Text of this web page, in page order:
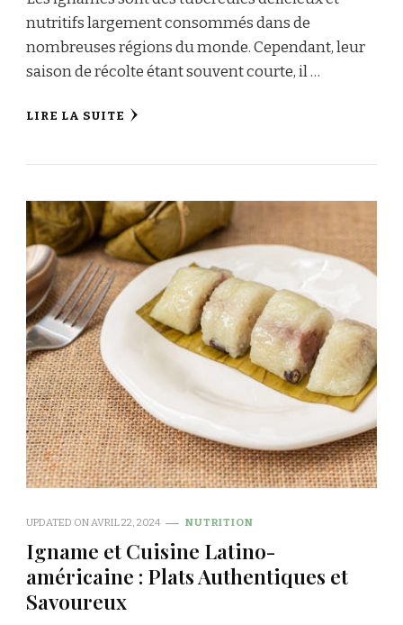
nutritifs largement consommés dans de
nombreuses régions du monde. Cependant, leur
saison de récolte étant souvent courte, il …
LIRE LA SUITE
UPDATED ONAVRIL 22, 2024 NUTRITION
Igname et Cuisine Latino-
américaine : Plats Authentiques et
Savoureux